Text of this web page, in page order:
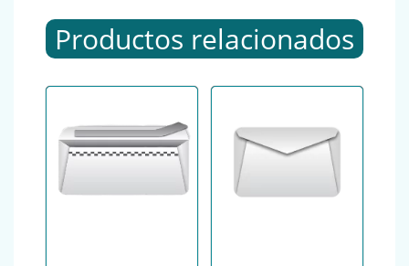
Productos relacionados